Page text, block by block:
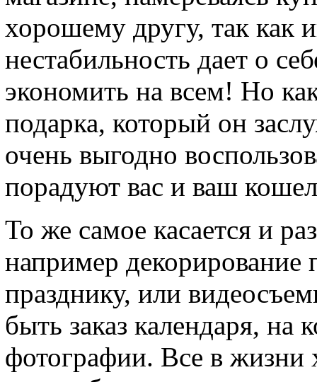
хорошему другу, так как
нестабильность дает о
экономить на всем! Но
подарка, который он
очень выгодно
порадуют вас и ваш
То же самое касается и
например
празднику, или
быть заказ календаря, на
фотографии. Все в жизни